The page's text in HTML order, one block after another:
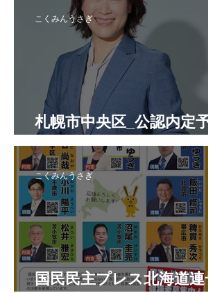
札幌市中央区_公認内定予定
候補者
こくみんうさぎ
国民民主プレス北海道連号
こくみんうさぎ